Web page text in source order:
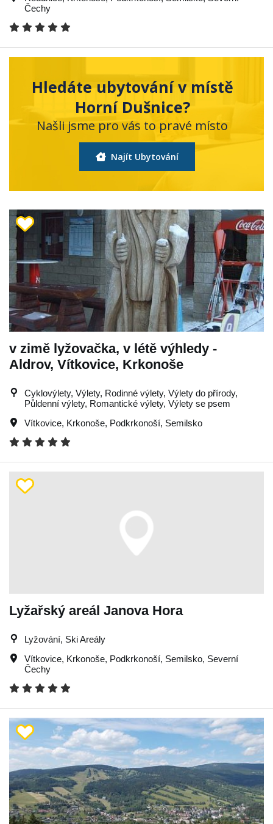
Čechy
Hledáte ubytování v místě
Horní Dušnice?
Našli jsme pro vás to pravé místo
Najít Ubytování
v zimě lyžovačka, v létě výhledy -
Aldrov, Vítkovice, Krkonoše
Cyklovýlety, Výlety, Rodinné výlety, Výlety do přírody,
Půldenní výlety, Romantické výlety, Výlety se psem
Vítkovice, Krkonoše, Podkrkonoší, Semilsko
Lyžařský areál Janova Hora
Lyžování, Ski Areály
Vítkovice, Krkonoše, Podkrkonoší, Semilsko, Severní
Čechy